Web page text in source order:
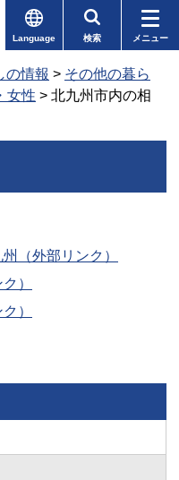
Language 検索 メニュー
の情報 > その他の暮ら
女性 > 北九州市内の相
（外部リンク）
）
）